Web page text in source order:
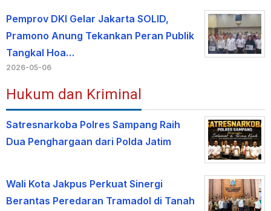
Pemprov DKI Gelar Jakarta SOLID,
Pramono Anung Tekankan Peran Publik
Tangkal Hoa…
2026-05-06
Hukum dan Kriminal
Satresnarkoba Polres Sampang Raih
Dua Penghargaan dari Polda Jatim
Wali Kota Jakpus Perkuat Sinergi
Berantas Peredaran Tramadol di Tanah